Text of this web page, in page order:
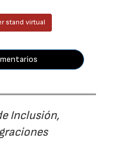
stand virtual
Inclusión,